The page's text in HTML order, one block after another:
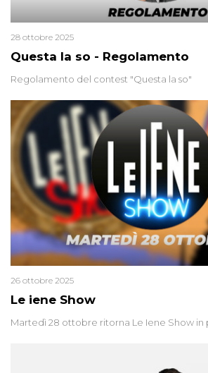
Questa la so - Regolamento
28 ottobre 2025
Regolamento del contest "Questa la so"
Le iene Show
26 ottobre 2025
Martedì 28 ottobre ritorna Le Iene Show in